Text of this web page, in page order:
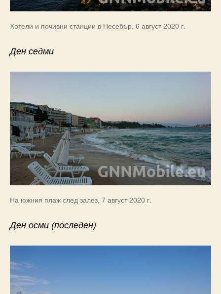
Хотели и почивни станции в Несебър, 6 август 2020 г.
Ден седми
На южния плаж след залез, 7 август 2020 г.
Ден осми (последен)